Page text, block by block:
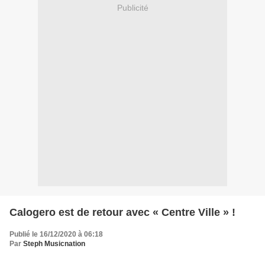
Publicité
Calogero est de retour avec « Centre Ville » !
Publié le 16/12/2020 à 06:18
Par Steph Musicnation